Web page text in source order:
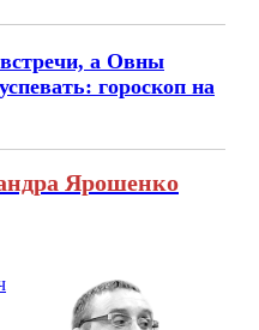
а Овны
гороскоп на
Ярошенко